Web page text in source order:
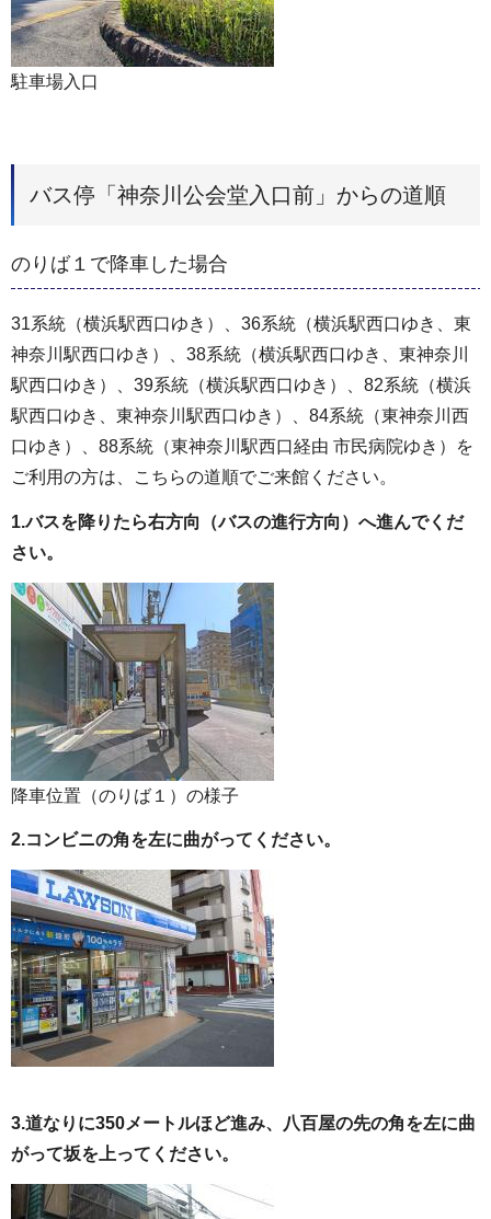
駐車場入口
バス停「神奈川公会堂入口前」からの道順
のりば１で降車した場合
31系統（横浜駅西口ゆき）、36系統（横浜駅西口ゆき、東
神奈川駅西口ゆき）、38系統（横浜駅西口ゆき、東神奈川
駅西口ゆき）、39系統（横浜駅西口ゆき）、82系統（横浜
駅西口ゆき、東神奈川駅西口ゆき）、84系統（東神奈川西
口ゆき）、88系統（東神奈川駅西口経由 市民病院ゆき）を
ご利用の方は、こちらの道順でご来館ください。
1.バスを降りたら右方向（バスの進行方向）へ進んでくだ
さい。
降車位置（のりば１）の様子
2.コンビニの角を左に曲がってください。
3.道なりに350メートルほど進み、八百屋の先の角を左に曲
がって坂を上ってください。